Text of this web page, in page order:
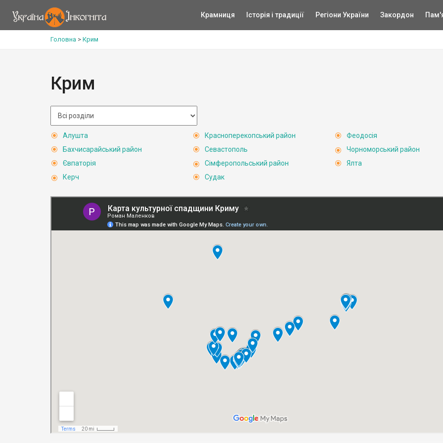
Крамниця Історія і традиції Регіони України Закордон
Головна > Крим
Крим
Алушта
Бахчисарайський район
Євпаторія
Керч
Красноперекопський район
Севастополь
Сімферопольський район
Судак
Феодосія
Чорноморський район
Ялта